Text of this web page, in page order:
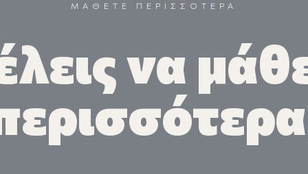
ΜΑΘΕΤΕ ΠΕΡΙΣΣΟΤΕΡΑ
να